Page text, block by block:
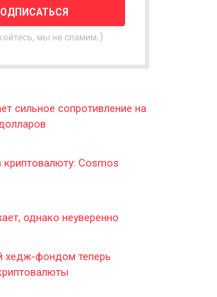
мы не спамим;)
сильное сопротивление на
криптовалюту: Cosmos
однако неуверенно
хедж-фондом теперь